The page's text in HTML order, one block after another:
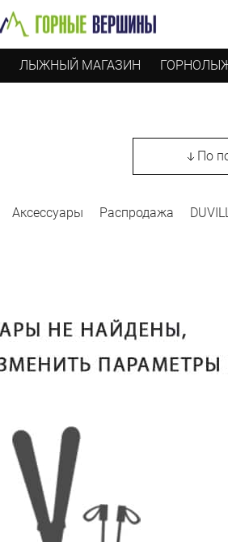
ЛЫЖНЫЙ МАГАЗИН
По
Аксессуары Распродажа